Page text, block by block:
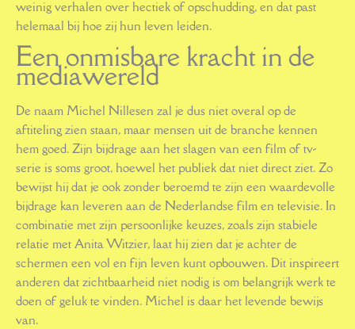
weinig verhalen over hectiek of opschudding, en dat past
helemaal bij hoe zij hun leven leiden.
Een onmisbare kracht in de
mediawereld
De naam Michel Nillesen zal je dus niet overal op de
aftiteling zien staan, maar mensen uit de branche kennen
hem goed. Zijn bijdrage aan het slagen van een film of tv-
serie is soms groot, hoewel het publiek dat niet direct ziet. Zo
bewijst hij dat je ook zonder beroemd te zijn een waardevolle
bijdrage kan leveren aan de Nederlandse film en televisie. In
combinatie met zijn persoonlijke keuzes, zoals zijn stabiele
relatie met Anita Witzier, laat hij zien dat je achter de
schermen een vol en fijn leven kunt opbouwen. Dit inspireert
anderen dat zichtbaarheid niet nodig is om belangrijk werk te
doen of geluk te vinden. Michel is daar het levende bewijs
van.